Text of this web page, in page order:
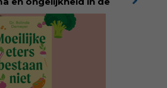
in Baas in eigen buik verbindt
Rodante van der Waal
aan structureel
ze reproductieve
als een collectieve, radicale
Voor iedereen die wil